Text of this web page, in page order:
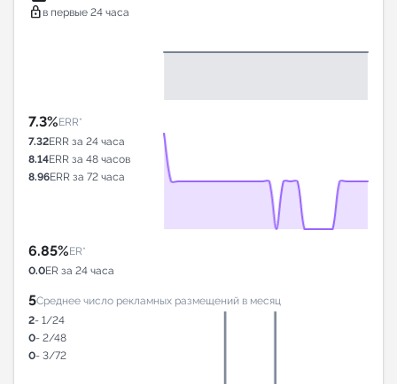
lock в первые 24 часа
7.3%ERR*
7.32ERR за 24 часа
8.14ERR за 48 часов
8.96ERR за 72 часа
6.85%ER*
0.0ER за 24 часа
5Среднее число рекламных размещений в месяц
2- 1/24
0- 2/48
0- 3/72